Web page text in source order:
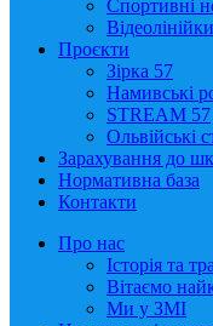
Спортивні
Відеолінійки
Проєкти
Зірка 57
Намивські
STREAM 57
Ольвійські
Зарахування до
Нормативна база
Контакти
Про нас
Історія та
Вітаємо
Ми у ЗМІ